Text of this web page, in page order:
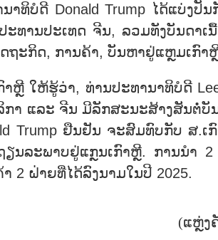
າ​ທິ​ບໍ​ດີ Donald Trump ໄດ້​ແບ່ງ​
ະ​ທານ​ປະ​ເທດ ຈີນ, ລວມ​ທັງ​ບັນ​ດາ​
ຖະ​ກິດ, ການ​ຄ້າ, ບັນ​ຫາ​ຢູ່​ແຫຼມ​ເກົາ​
າ​ຫຼີ ໃຫ້​ຮູ້​ວ່າ, ທ່ານ​ປະ​ທາ​ນາ​ທິ​ບໍ​ດີ
ກາ ແລະ ຈີນ ມີ​ລັກ​ສະ​ນະ​ສ້າງ​ສັນ​ຕໍ່​
Trump ຢືນ​ຢັນ​ ຈະ​ສົມ​ທົບ​ກັບ ສ.
ນ​ລະ​ພາບ​ຢູ່​ແກຼນ​ເກົາ​ຫຼີ. ການ​ນຳ
2 ຝ່າຍ​ທີ່​ໄດ້​ລົງ​ນາ​ມ​ໃນ​ປີ 2025.
(ແຫຼ່ງ